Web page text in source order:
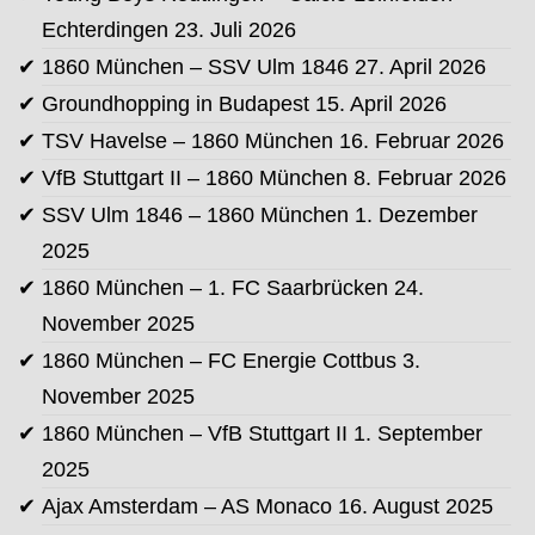
Echterdingen 23. Juli 2026
1860 München – SSV Ulm 1846 27. April 2026
Groundhopping in Budapest 15. April 2026
TSV Havelse – 1860 München 16. Februar 2026
VfB Stuttgart II – 1860 München 8. Februar 2026
SSV Ulm 1846 – 1860 München 1. Dezember
2025
1860 München – 1. FC Saarbrücken 24.
November 2025
1860 München – FC Energie Cottbus 3.
November 2025
1860 München – VfB Stuttgart II 1. September
2025
Ajax Amsterdam – AS Monaco 16. August 2025